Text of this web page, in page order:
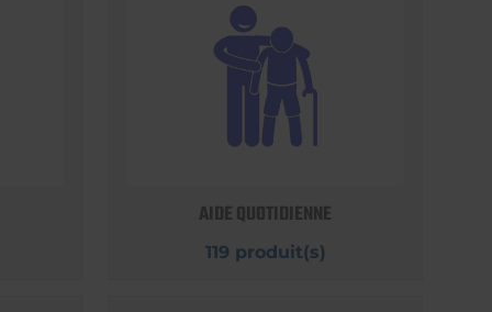
AIDE QUOTIDIENNE
119 produit(s)